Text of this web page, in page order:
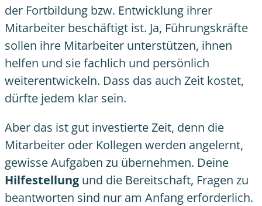
der Fortbildung bzw. Entwicklung ihrer
Mitarbeiter beschäftigt ist. Ja, Führungskräfte
sollen ihre Mitarbeiter unterstützen, ihnen
helfen und sie fachlich und persönlich
weiterentwickeln. Dass das auch Zeit kostet,
dürfte jedem klar sein.
Aber das ist gut investierte Zeit, denn die
Mitarbeiter oder Kollegen werden angelernt,
gewisse Aufgaben zu übernehmen. Deine
Hilfestellung und die Bereitschaft, Fragen zu
beantworten sind nur am Anfang erforderlich.